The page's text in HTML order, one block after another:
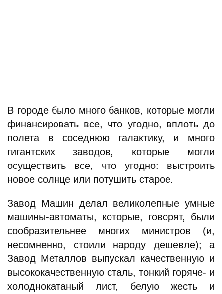
В городе было много банков, которые могли
финансировать все, что угодно, вплоть до
полета в соседнюю галактику, и много
гигантских заводов, которые могли
осуществить все, что угодно: выстроить
новое солнце или потушить старое.
Завод Машин делал великолепные умные
машины-автоматы, которые, говорят, были
сообразительнее многих министров (и,
несомненно, стоили народу дешевле); а
Завод Металлов выпускал качественную и
высококачественную сталь, тонкий горяче- и
холоднокатаный лист, белую жесть и